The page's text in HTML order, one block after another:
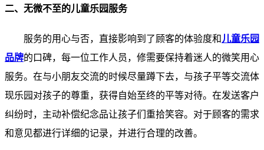
二、无微不至的儿童乐园服务
服务的用心与否，直接影响到了顾客的体验度和 儿童乐园
品牌的口碑，每一位工作人员，修需要保持着迷人的微笑用心
服务。在与小朋友交流的时候尽量蹲下去，与孩子平等交流体
现乐园对孩子的尊重，获得自始至终的平等对待。在发送客户
纠纷时，主动补偿纪念品让孩子们重拾笑容。对于顾客的需求
和意见都进行详细的记录，并进行合理的改善。